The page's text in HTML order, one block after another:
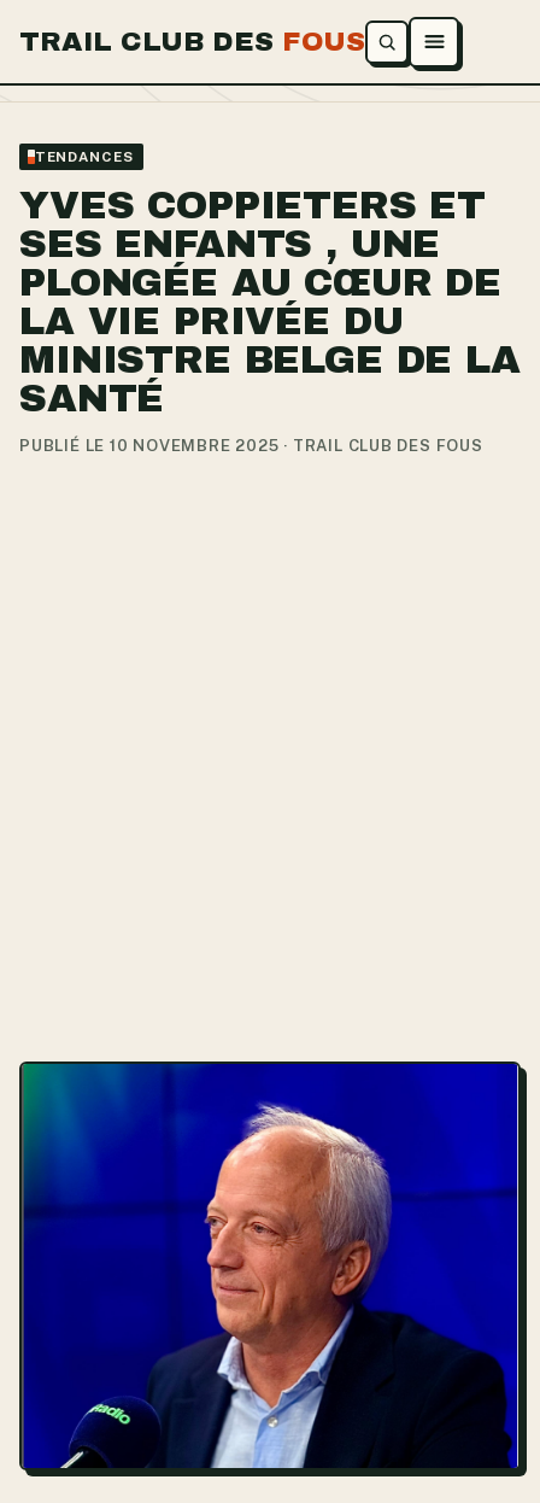
TRAIL CLUB DES FOUS Ouvrir le menu
TENDANCES
YVES COPPIETERS ET
SES ENFANTS , UNE
PLONGÉE AU CŒUR DE
LA VIE PRIVÉE DU
MINISTRE BELGE DE LA
SANTÉ
PUBLIÉ LE 10 NOVEMBRE 2025 · TRAIL CLUB DES FOUS